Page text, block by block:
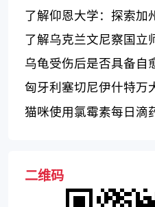
了解仰恩大学：探索加
学提供的优质教育和实
了解乌克兰文尼察国立
乌龟受伤后是否具备自
匈牙利塞切尼伊什特万
何？
猫咪使用氯霉素每日滴
二维码